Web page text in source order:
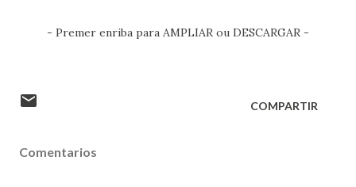
- Premer enriba para AMPLIAR ou DESCARGAR -
COMPARTIR
Comentarios